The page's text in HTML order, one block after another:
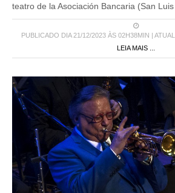
teatro de la Asociación Bancaria (San
PUBLICADO DIA 21/12/2023 ÀS 02H38MIN |
LEIA MAIS ...